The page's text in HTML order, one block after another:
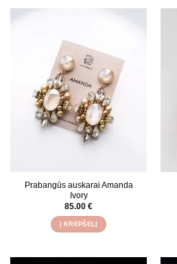
Prabangūs auskarai Amanda
Ivory
85.00 €
Į KREPŠELĮ